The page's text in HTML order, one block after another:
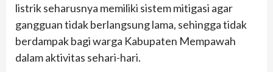
listrik seharusnya memiliki sistem mitigasi agar
gangguan tidak berlangsung lama, sehingga tidak
berdampak bagi warga Kabupaten Mempawah
dalam aktivitas sehari-hari.